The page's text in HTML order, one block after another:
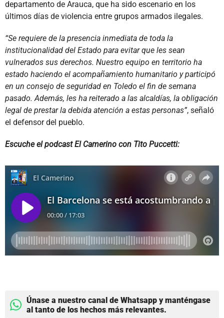
departamento de Arauca, que ha sido escenario en los
últimos días de violencia entre grupos armados ilegales.
“Se requiere de la presencia inmediata de toda la
institucionalidad del Estado para evitar que les sean
vulnerados sus derechos. Nuestro equipo en territorio ha
estado haciendo el acompañamiento humanitario y participó
en un consejo de seguridad en Toledo el fin de semana
pasado. Además, les ha reiterado a las alcaldías, la obligación
legal de prestar la debida atención a estas personas”, señaló
el defensor del pueblo.
Escuche el podcast El Camerino con Tito Puccetti:
Únase a nuestro canal de Whatsapp y manténgase
al tanto de los hechos más relevantes.